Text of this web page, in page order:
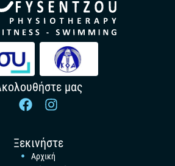
μας
Ξεκινήστε
Αρχική